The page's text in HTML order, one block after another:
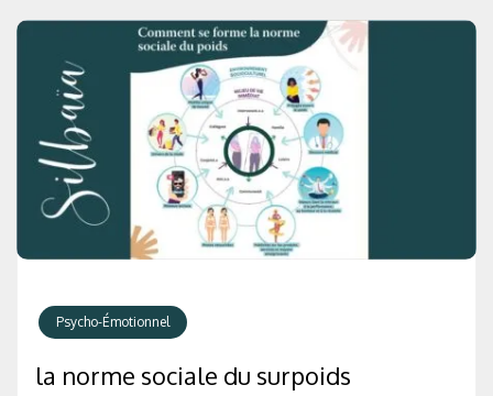
Psycho-Émotionnel
la norme sociale du surpoids